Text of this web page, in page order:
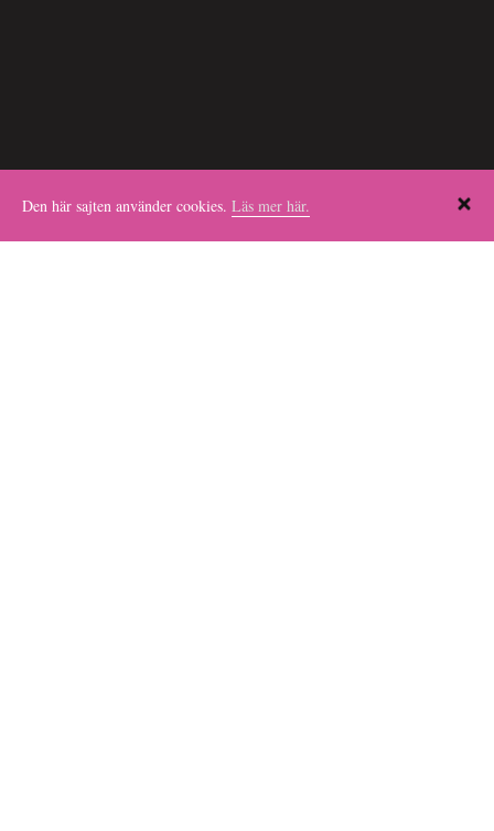
Den här sajten använder cookies. Läs mer här.